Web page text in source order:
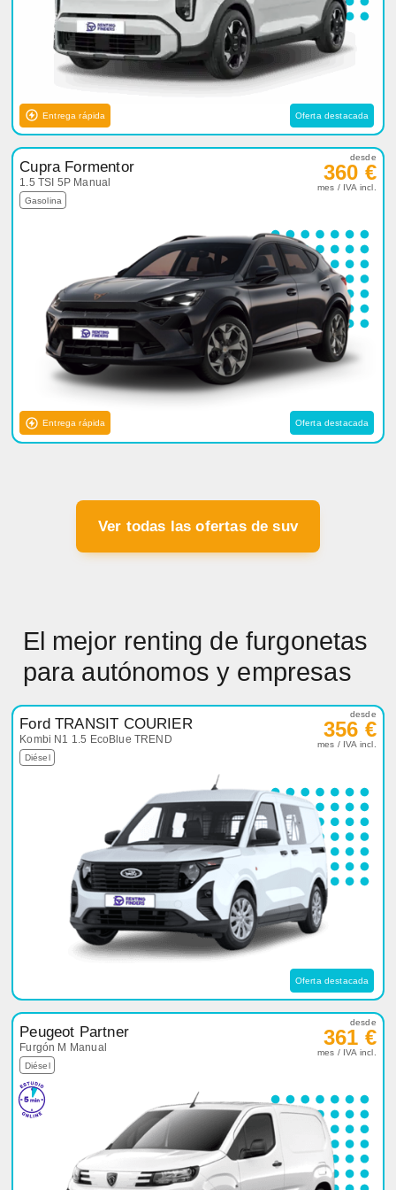
Entrega rápida Oferta destacada
Cupra Formentor
1.5 TSI 5P Manual
Gasolina
desde
360 €
mes / IVA incl.
Entrega rápida Oferta destacada
Ver todas las ofertas de suv
El mejor renting de furgonetas
para autónomos y empresas
Ford TRANSIT COURIER
Kombi N1 1.5 EcoBlue TREND
Diésel
desde
356 €
mes / IVA incl.
Oferta destacada
Peugeot Partner
Furgón M Manual
Diésel
desde
361 €
mes / IVA incl.